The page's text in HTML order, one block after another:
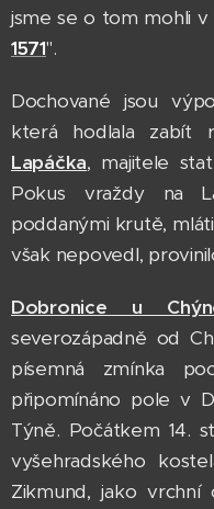
jsme se o tom mohli
1571".
Dochované jsou
která hodlala zabít
Lapáčka, majitele
Pokus vraždy na
poddanými krutě,
však nepovedl,
Dobronice u
severozápadně od
písemná zmínka
připomínáno pole v
Týně. Počátkem 14.
vyšehradského
Zikmund, jako